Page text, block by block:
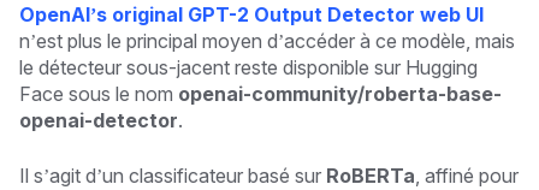
OpenAI’s original GPT-2 Output Detector web UI
n’est plus le principal moyen d’accéder à ce modèle, mais
le détecteur sous-jacent reste disponible sur Hugging
Face sous le nom openai-community/roberta-base-
openai-detector.
Il s’agit d’un classificateur basé sur RoBERTa , affiné pour